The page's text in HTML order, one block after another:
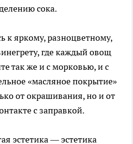
сока.
к яркому, разноцветному,
где каждый овощ
так же и с морковью, и с
«масляное покрытие»
от окрашивания, но и от
с заправкой.
эстетика — эстетика